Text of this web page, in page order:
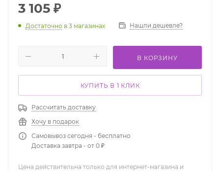
3 105 ₽
Достаточно в 3 магазинах Нашли дешевле?
В КОРЗИНУ
КУПИТЬ В 1 КЛИК
Рассчитать доставку
Хочу в подарок
Самовывоз сегодня - бесплатно
Доставка завтра - от 0 ₽
Цена действительна только для интернет-магазина и